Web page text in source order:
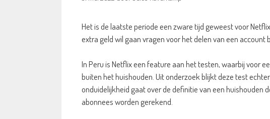
Het is de laatste periode een zware tijd geweest voor
extra geld wil gaan vragen voor het delen van een account
In Peru is Netflix een feature aan het testen, waarbij voor
buiten het huishouden. Uit onderzoek blijkt deze test
onduidelijkheid gaat over de definitie van een huishouden
abonnees worden gerekend.